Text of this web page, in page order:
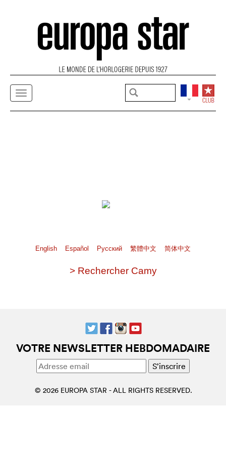
English Español Pусский 繁體中文 简体中文
> Rechercher Camy
VOTRE NEWSLETTER HEBDOMADAIRE
© 2026 EUROPA STAR - ALL RIGHTS RESERVED.